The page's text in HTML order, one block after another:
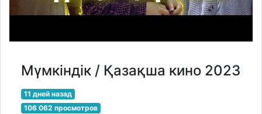
Мүмкіндік / Қазақша кино 2023
11 дней назад
106 062 просмотров